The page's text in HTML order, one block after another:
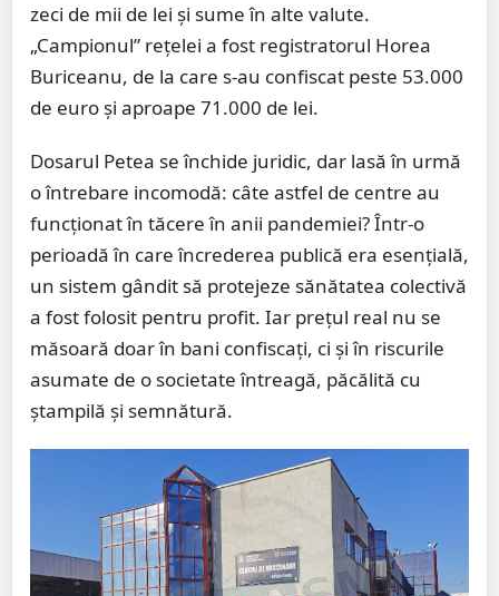
zeci de mii de lei și sume în alte valute.
„Campionul” rețelei a fost registratorul Horea
Buriceanu, de la care s-au confiscat peste 53.000
de euro și aproape 71.000 de lei.
Dosarul Petea se închide juridic, dar lasă în urmă
o întrebare incomodă: câte astfel de centre au
funcționat în tăcere în anii pandemiei? Într-o
perioadă în care încrederea publică era esențială,
un sistem gândit să protejeze sănătatea colectivă
a fost folosit pentru profit. Iar prețul real nu se
măsoară doar în bani confiscați, ci și în riscurile
asumate de o societate întreagă, păcălită cu
ștampilă și semnătură.